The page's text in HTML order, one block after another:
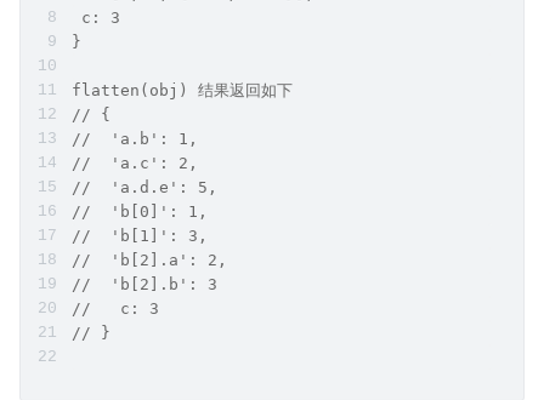
c: 3
}
flatten(obj) 结果返回如下
// {
//  'a.b': 1,
//  'a.c': 2,
//  'a.d.e': 5,
//  'b[0]': 1,
//  'b[1]': 3,
//  'b[2].a': 2,
//  'b[2].b': 3
//   c: 3
// }